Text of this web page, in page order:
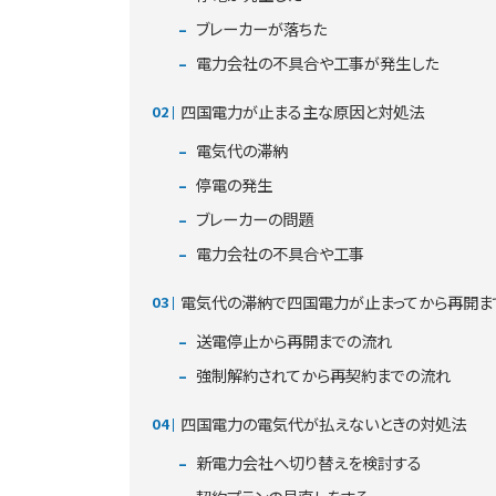
ブレーカーが落ちた
電力会社の不具合や工事が発生した
四国電力が止まる主な原因と対処法
電気代の滞納
停電の発生
ブレーカーの問題
電力会社の不具合や工事
電気代の滞納で四国電力が止まってから再開
送電停止から再開までの流れ
強制解約されてから再契約までの流れ
四国電力の電気代が払えないときの対処法
新電力会社へ切り替えを検討する